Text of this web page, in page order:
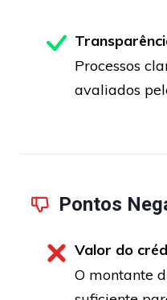
Processos
avaliados
Pontos
Valor do
O montante